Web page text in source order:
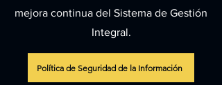
mejora continua del Sistema de Gestión
Integral.
Política de Seguridad de la Información